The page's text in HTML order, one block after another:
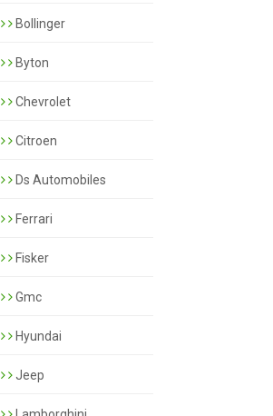
Bollinger
Byton
Chevrolet
Citroen
Ds Automobiles
Ferrari
Fisker
Gmc
Hyundai
Jeep